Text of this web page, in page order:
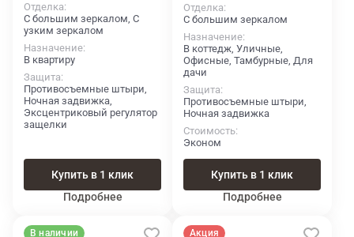
Отделка
С большим зеркалом, С
узким зеркалом
Назначение
В квартиру
Защита
Противосъемные штыри,
Ночная задвижка,
Эксцентриковый регулятор
защелки
Купить в 1 клик
Подробнее
Отделка
С большим зеркалом
Назначение
В коттедж, Уличные,
Офисные, Тамбурные, Для
дачи
Защита
Противосъемные штыри,
Ночная задвижка
Стоимость
Эконом
Купить в 1 клик
Подробнее
В наличии
Акция